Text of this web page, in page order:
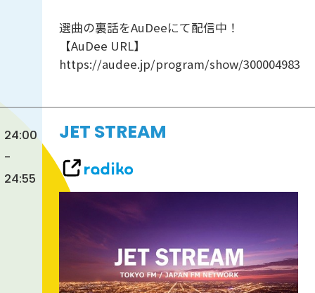
選曲の裏話をAuDeeにて配信中！
【AuDee URL】
https://audee.jp/program/show/300004983
24:00
-
24:55
JET STREAM